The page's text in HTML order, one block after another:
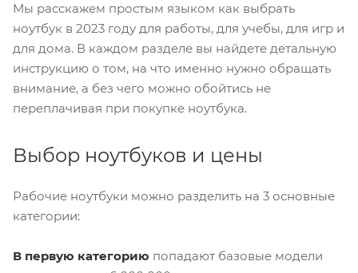
Мы расскажем простым языком как выбрать
ноутбук в 2023 году для работы, для учебы, для игр и
для дома. В каждом разделе вы найдете детальную
инструкцию о том, на что именно нужно обращать
внимание, а без чего можно обойтись не
переплачивая при покупке ноутбука.
Выбор ноутбуков и цены
Рабочие ноутбуки можно разделить на 3 основные
категории:
В первую категорию попадают базовые модели